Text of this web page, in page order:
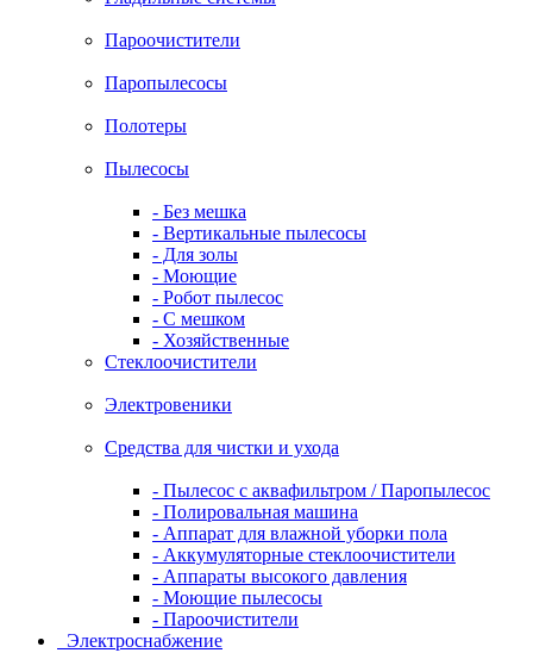
Пароочистители
Паропылесосы
Полотеры
Пылесосы
- Без мешка
- Вертикальные пылесосы
- Для золы
- Моющие
- Робот пылесос
- С мешком
- Хозяйственные
Стеклоочистители
Электровеники
Средства для чистки и ухода
- Пылесос с аквафильтром / Паропылесос
- Полировальная машина
- Аппарат для влажной уборки пола
- Аккумуляторные стеклоочистители
- Аппараты высокого давления
- Моющие пылесосы
- Пароочистители
Электроснабжение